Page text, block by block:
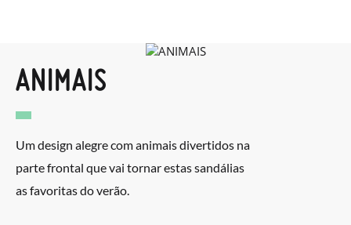
ANIMAIS
Um design alegre com animais divertidos na
parte frontal que vai tornar estas sandálias
as favoritas do verão.